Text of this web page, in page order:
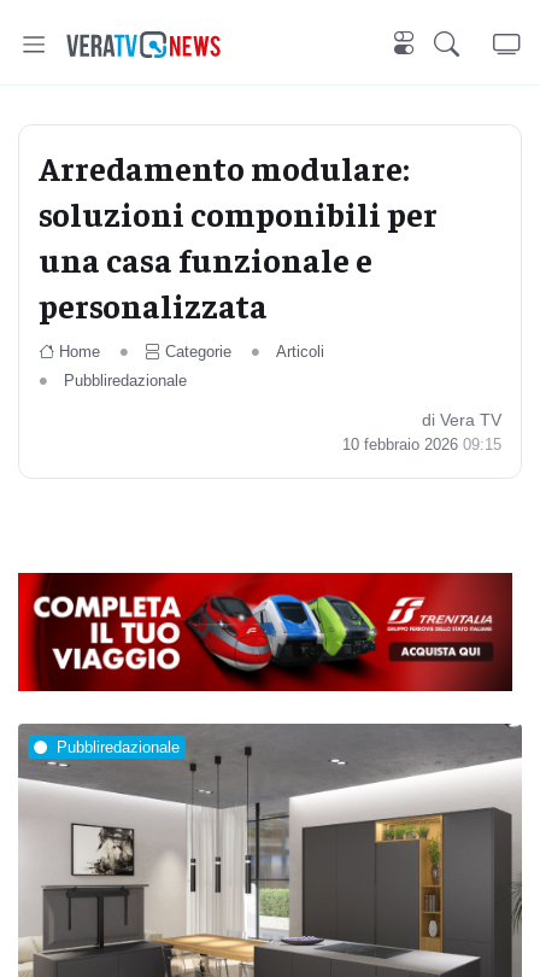
Arredamento modulare:
soluzioni componibili per
una casa funzionale e
personalizzata
Home Categorie
Articoli
Pubbliredazionale
di Vera TV
10 febbraio 2026 09:15
Pubbliredazionale